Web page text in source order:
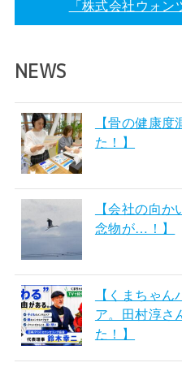
「株式会社ウォ
NEWS
【骨の健康
た！】
【会社の向
念物が…！】
【くまちゃ
ア。田村淳さ
た！】